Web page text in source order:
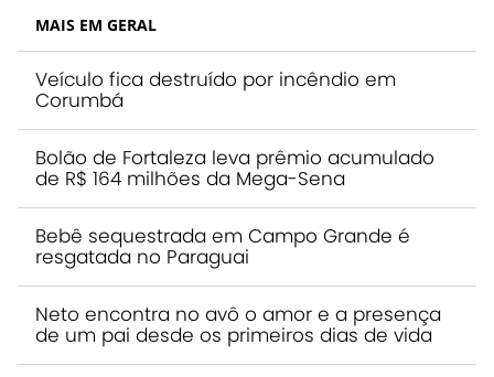
MAIS EM GERAL
Veículo fica destruído por incêndio em
Corumbá
Bolão de Fortaleza leva prêmio acumulado
de R$ 164 milhões da Mega-Sena
Bebê sequestrada em Campo Grande é
resgatada no Paraguai
Neto encontra no avô o amor e a presença
de um pai desde os primeiros dias de vida